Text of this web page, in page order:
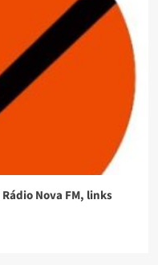
Nova FM, links